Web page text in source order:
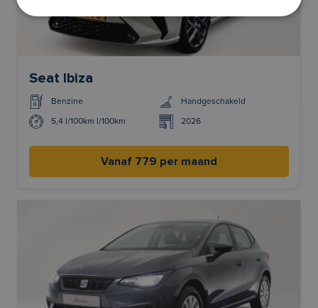
Seat Ibiza
Benzine Handgeschakeld
5,4 l/100km l/100km 2026
Vanaf 779 per maand